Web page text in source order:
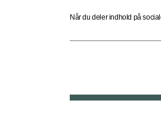
Når du deler indhold på